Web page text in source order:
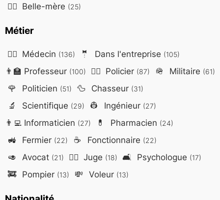
🤷‍♀️ Belle-mère (25)
Métier
👨‍⚕️ Médecin (136) 🤵 Dans l'entreprise (105)
👨‍🏫 Professeur (100) 👮‍♂️ Policier (87) 🪖 Militaire (61)
🌹 Politicien (51) 🦆 Chasseur (31)
🔬 Scientifique (29) 👷 Ingénieur (27)
👨‍💻Informaticien (27) 💊 Pharmacien (24)
🚜 Fermier (22) ☕ Fonctionnaire (22)
🥑 Avocat (21) 👨‍⚖️ Juge (18) 🛋️ Psychologue (17)
🚒 Pompier (13) 💸 Voleur (13)